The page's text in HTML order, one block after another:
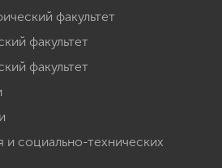
факультет
факультет
факультет
и социально-технических